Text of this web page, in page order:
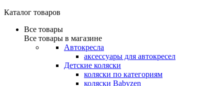
Каталог товаров
Все товары
Все товары в магазине
Автокресла
аксессуары для автокресел
Детские коляски
коляски по категориям
коляски Babyzen